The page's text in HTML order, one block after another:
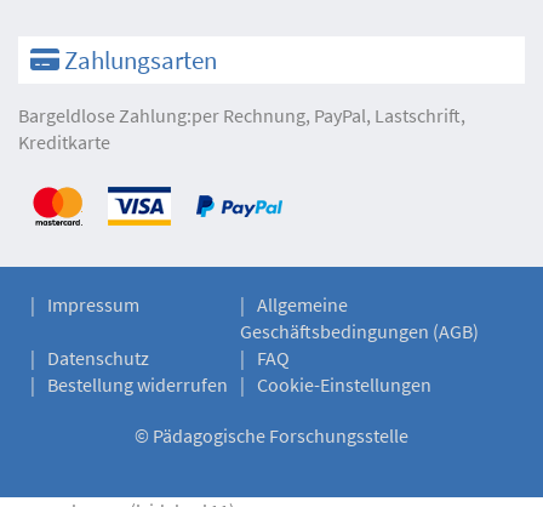
Zahlungsarten
Bargeldlose Zahlung:per Rechnung, PayPal, Lastschrift,
Kreditkarte
Impressum
Allgemeine
Geschäftsbedingungen (AGB)
Datenschutz
FAQ
Bestellung widerrufen
Cookie-Einstellungen
© Pädagogische Forschungsstelle